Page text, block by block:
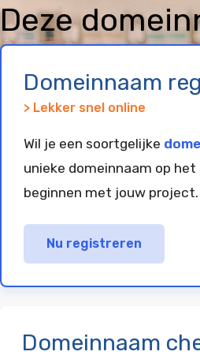
Deze
is
Domeinnaam
> Lekker snel online
Wil je een soortgelijke
unieke domeinnaam op
beginnen met jouw project.
Nu registreren
Domeinnaam